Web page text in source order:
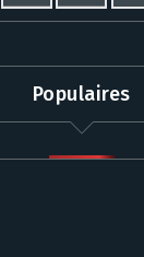
Populaires